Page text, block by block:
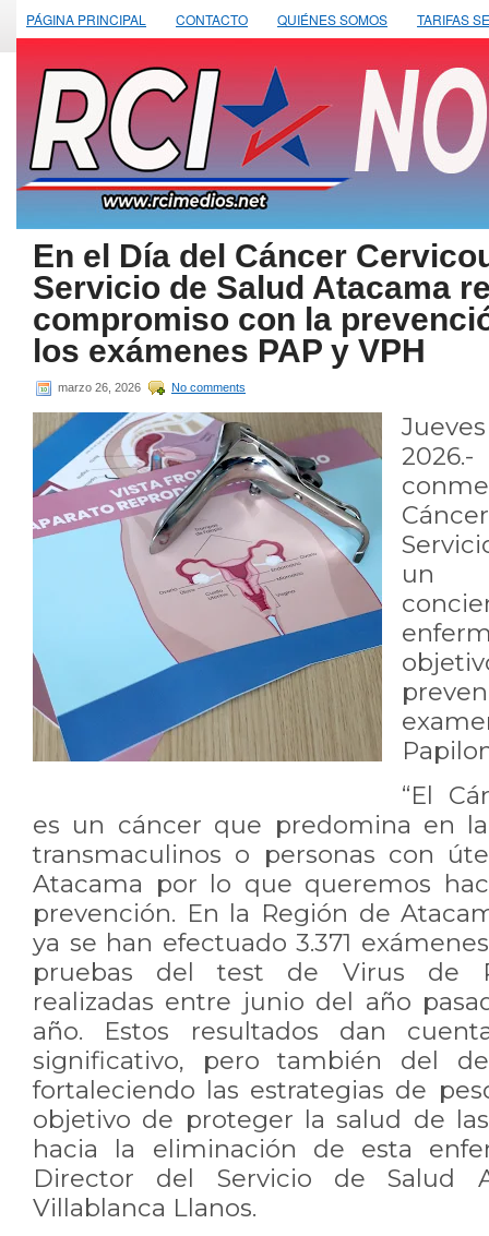
PÁGINA PRINCIPAL CONTACTO QUIÉNES SOMOS TARIFAS
En el Día del Cáncer
Servicio de Salud Atacama
compromiso con la
los exámenes PAP y VPH
marzo 26, 2026 No comments
2026.-
un
“El
es un cáncer que predomina en
transmaculinos o personas con
Atacama por lo que queremos
prevención. En la Región de
ya se han efectuado 3.371
pruebas del test de Virus de
realizadas entre junio del año
año. Estos resultados dan
significativo, pero también del
fortaleciendo las estrategias de
objetivo de proteger la salud de
hacia la eliminación de esta
Director del Servicio de Salud
Villablanca Llanos.